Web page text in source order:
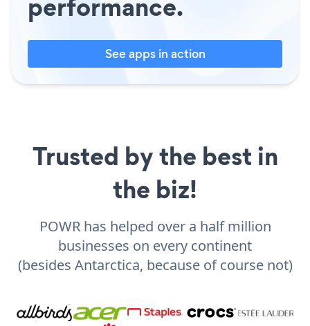
See apps in action
Trusted by the best in
the biz!
POWR has helped over a half million
businesses on every continent
(besides Antarctica, because of course not)